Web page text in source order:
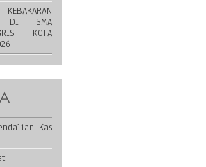
DI SMA
KOTA
Kas